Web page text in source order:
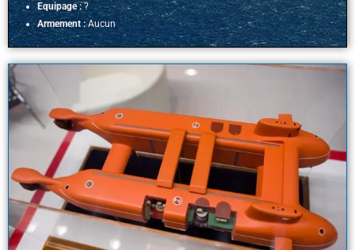
Equipage :?
Armement :Aucun